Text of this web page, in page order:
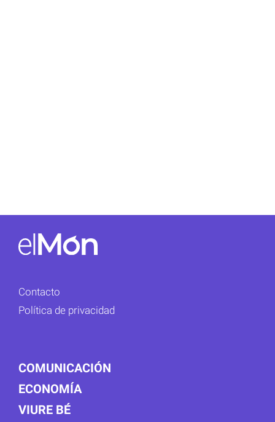
Contacto
Política de privacidad
COMUNICACIÓN
ECONOMÍA
VIURE BÉ